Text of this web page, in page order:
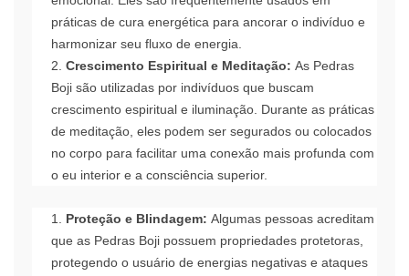
práticas de cura energética para ancorar o indivíduo e
harmonizar seu fluxo de energia.
Crescimento Espiritual e Meditação: As Pedras
Boji são utilizadas por indivíduos que buscam
crescimento espiritual e iluminação. Durante as práticas
de meditação, eles podem ser segurados ou colocados
no corpo para facilitar uma conexão mais profunda com
o eu interior e a consciência superior.
Proteção e Blindagem: Algumas pessoas acreditam
que as Pedras Boji possuem propriedades protetoras,
protegendo o usuário de energias negativas e ataques